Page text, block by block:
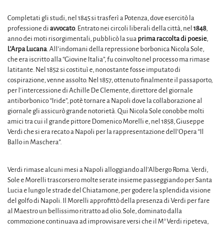
Completati gli studi, nel 1845 si trasferì a Potenza, dove esercitò la
professione di avvocato. Entrato nei circoli liberali della città, nel 1848,
anno dei moti risorgimentali, pubblicò la sua prima raccolta di poesie,
L’Arpa Lucana . All’indomani della repressione borbonica Nicola Sole,
che era iscritto alla “Giovine Italia”, fu coinvolto nel processo ma rimase
latitante. Nel 1852 si costituì e, nonostante fosse imputato di
cospirazione, venne assolto. Nel 1857, ottenuto finalmente il passaporto,
per l’intercessione di Achille De Clemente, direttore del giornale
antiborbonico “Iride”, potè tornare a Napoli dove la collaborazione al
giornale gli assicurò grande notorietà. Qui Nicola Sole conobbe molti
amici tra cui il grande pittore Domenico Morelli e, nel 1858, Giuseppe
Verdi che si era recato a Napoli per la rappresentazione dell’Opera “Il
Ballo in Maschera”.
Verdi rimase alcuni mesi a Napoli alloggiando all’Albergo Roma. Verdi,
Sole e Morelli trascorsero molte serate insieme passeggiando per Santa
Lucia e lungo le strade del Chiatamone, per godere la splendida visione
del golfo di Napoli. Il Morelli approfittò della presenza di Verdi per fare
al Maestro un bellissimo ritratto ad olio. Sole, dominato dalla
commozione continuava ad improvvisare versi che il M° Verdi ripeteva,